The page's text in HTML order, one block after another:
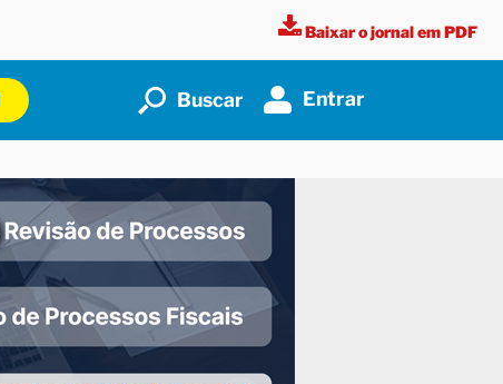
Baixar o jornal em PDF
Buscar Entrar